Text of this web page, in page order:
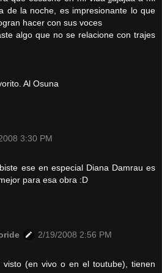
de la noche, es impresionante lo que
hacer con sus voces
algo que no se relacione con trajes
Al Osuna
3:30 PM
ese en especial Diana Damrau es
para esa obra :D
2/19/2008 2:56 PM
visto (en vivo o en el toutube), tienen